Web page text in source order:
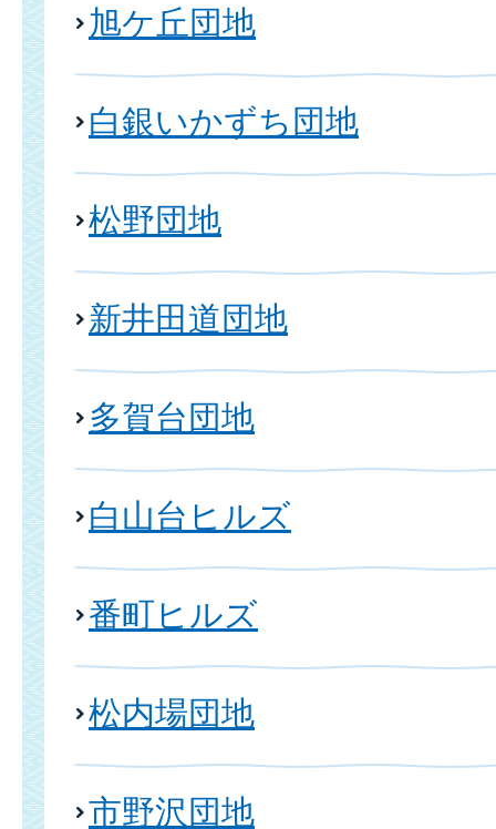
旭ケ丘団地
白銀いかずち団地
松野団地
新井田道団地
多賀台団地
白山台ヒルズ
番町ヒルズ
松内場団地
市野沢団地